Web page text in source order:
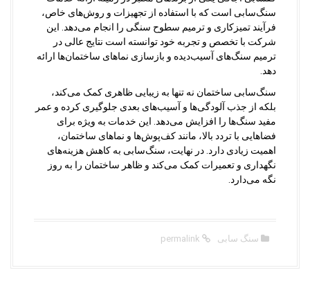
سنگ‌سابی است که با استفاده از تجهیزات و روش‌های خاص،
فرآیند تمیزکاری و ترمیم سطوح سنگی را انجام می‌دهد. این
شرکت با تخصص و تجربه خود توانسته است نتایج عالی در
ترمیم سنگ‌های آسیب‌دیده و بازسازی نماهای ساختمان‌ها ارائه
دهد.
سنگ‌سابی ساختمان نه تنها به زیبایی ظاهری کمک می‌کند،
بلکه از جذب آلودگی‌ها و آسیب‌های بعدی جلوگیری کرده و عمر
مفید سنگ‌ها را افزایش می‌دهد. این خدمات به ویژه برای
فضاهایی با تردد بالا، مانند کف‌پوش‌ها و نماهای ساختمان،
اهمیت زیادی دارد. در نهایت، سنگ‌سابی به کاهش هزینه‌های
نگهداری و تعمیرات کمک می‌کند و ظاهر ساختمان را به روز
نگه می‌دارد.
سنگ سابی